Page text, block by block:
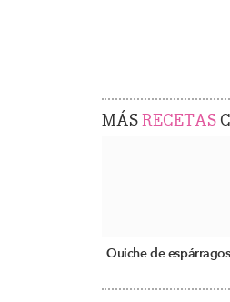
MÁSRECETAS
Quiche de espárragos